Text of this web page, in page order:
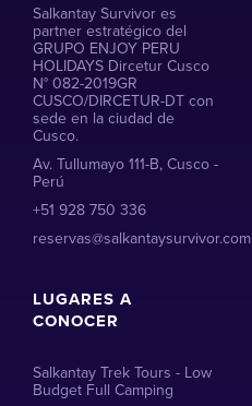
Salkantay Survivor es
partner estratégico del
GRUPO ENJOY PERU
HOLIDAYS Dircetur Cusco
N° 082-2019GR
CUSCO/DIRCETUR-DT con
sede en la ciudad de
Cusco.
Av. Tullumayo 111-B, Cusco -
Perú
+51 928 750 336
reservas@salkantaysurvivor.com
LUGARES A
CONOCER
Salkantay Trek Tours - Low
Budget Full Camping